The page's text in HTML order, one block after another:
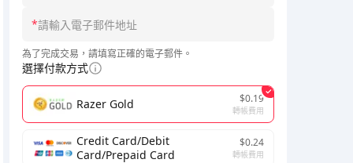
*
為了完成交易，請填寫正確的電子郵件。
選擇付款方式
Razer Gold $0.19
轉帳費用
Credit Card/Debit
Card/Prepaid Card
$0.24
轉帳費用